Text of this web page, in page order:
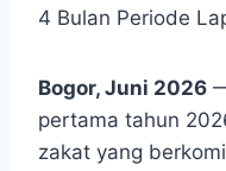
4 Bulan Periode
Bogor, Juni 2026
pertama tahun
zakat yang